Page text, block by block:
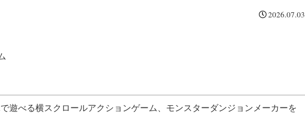
2026.07.03
遊べる横スクロールアクションゲーム、モンスターダンジョンメーカーを